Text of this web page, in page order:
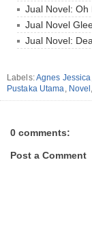
Jual Novel: Oh
Jual Novel
Jual Novel:
Labels:Agnes Jessica
Pustaka Utama, Novel ,
0 comments:
Post a Comment